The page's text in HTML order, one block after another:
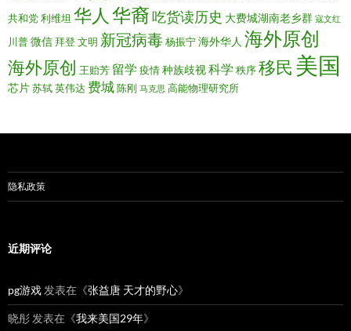
共和党利维坦 华人 华裔吃货读历史 大费城湖南老乡群 寇文红
川普微信 拜登文明 新冠病毒杨振宁海外华人 海外原创
海外原创 王贻芳 留学 疫情种族歧视科学 秩序移民 美国
芯片苏轼英伟达 费城陈刚 马克思 高能物理研究所
隐私政策
近期评论
pg游戏 发表在《张益唐 天才的野心》
晓彤 发表在《我来美国29年》